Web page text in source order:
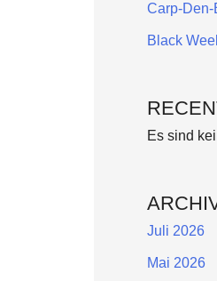
Carp-Den-
Black
Es sind
Juli 2026
Mai 2026